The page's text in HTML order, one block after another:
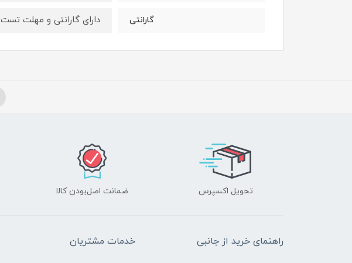
گارانتی دارای گارانتی و مهلت تست
تحویل اکسپرس ضمانت اصل‌بودن کالا
راهنمای خرید از جانبی خدمات مشتریان